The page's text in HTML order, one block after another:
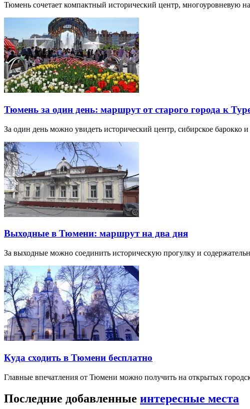
Тюмень сочетает компактный исторический центр,
Тюмень за один день: маршрут от старого города к
За один день можно увидеть исторический центр, сибирское
Выходные в Тюмени: маршрут на два дня
За выходные можно соединить историческую прогулку и
Куда сходить в Тюмени бесплатно
Главные впечатления от Тюмени можно получить на открытых
Последние добавленные интересные места